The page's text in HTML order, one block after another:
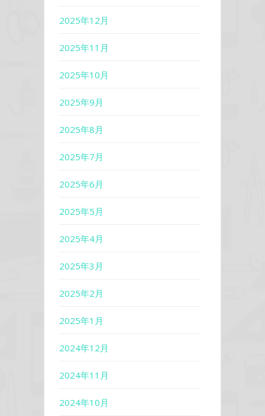
2025年12月
2025年11月
2025年10月
2025年9月
2025年8月
2025年7月
2025年6月
2025年5月
2025年4月
2025年3月
2025年2月
2025年1月
2024年12月
2024年11月
2024年10月